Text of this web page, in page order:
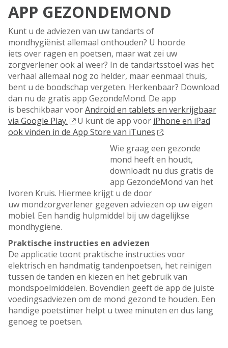
APP GEZONDEMOND
Kunt u de adviezen van uw tandarts of
mondhygiënist allemaal onthouden? U hoorde
iets over ragen en poetsen, maar wat zei uw
zorgverlener ook al weer? In de tandartsstoel was het
verhaal allemaal nog zo helder, maar eenmaal thuis,
bent u de boodschap vergeten. Herkenbaar? Download
dan nu de gratis app GezondeMond. De app
is beschikbaar voorAndroid en tablets en verkrijgbaar
via Google Play.
U kunt de app voor iPhone en iPad
ook vinden in de App Store van iTunes
.
Wie graag een gezonde
mond heeft en houdt,
downloadt nu dus gratis de
app GezondeMond van het
Ivoren Kruis. Hiermee krijgt u de door
uw mondzorgverlener gegeven adviezen op uw eigen
mobiel. Een handig hulpmiddel bij uw dagelijkse
mondhygiëne.
Praktische instructies en adviezen
De applicatie toont praktische instructies voor
elektrisch en handmatig tandenpoetsen, het reinigen
tussen de tanden en kiezen en het gebruik van
mondspoelmiddelen. Bovendien geeft de app de juiste
voedingsadviezen om de mond gezond te houden. Een
handige poetstimer helpt u twee minuten en dus lang
genoeg te poetsen.